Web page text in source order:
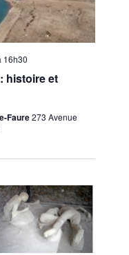
t
a
t
s
e
n
histoire et
16h30
Faure273 Avenue